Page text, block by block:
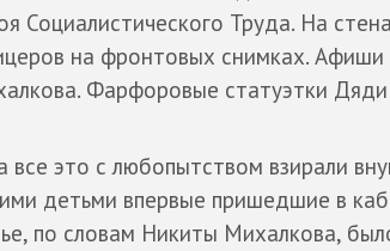
Социалистического Труда. На
на фронтовых снимках. Афиши
Фарфоровые статуэтки
все это с любопытством взирали
детьми впервые пришедшие в
по словам Никиты Михалкова,